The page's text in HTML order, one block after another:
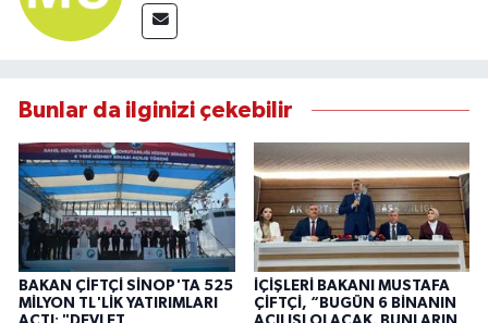
Bunlar da ilginizi çekebilir
BAKAN ÇİFTÇİ SİNOP'TA 525
MİLYON TL'LİK YATIRIMLARI
İÇİŞLERİ BAKANI MUSTAFA
ÇİFTÇİ, “BUGÜN 6 BİNANIN